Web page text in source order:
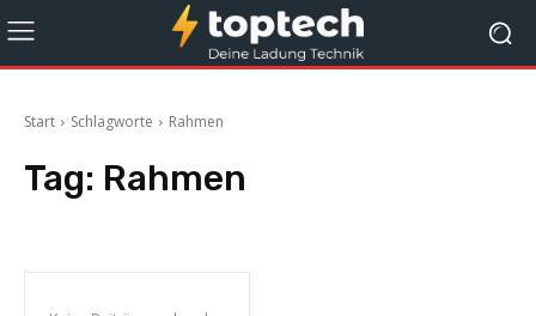
Start Schlagworte Rahmen
Tag: Rahmen